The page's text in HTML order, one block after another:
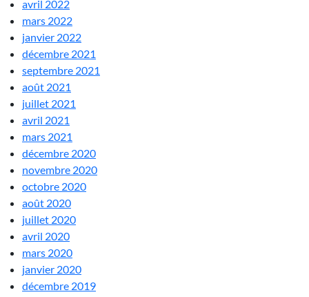
avril 2022
mars 2022
janvier 2022
décembre 2021
septembre 2021
août 2021
juillet 2021
avril 2021
mars 2021
décembre 2020
novembre 2020
octobre 2020
août 2020
juillet 2020
avril 2020
mars 2020
janvier 2020
décembre 2019